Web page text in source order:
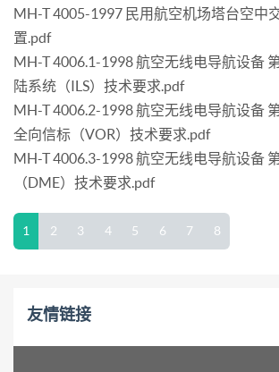
MH-T 4005-1997 民用航空机场塔台空中
置.pdf
MH-T 4006.1-1998 航空无线电导航设备
陆系统（ILS）技术要求.pdf
MH-T 4006.2-1998 航空无线电导航设备
全向信标（VOR）技术要求.pdf
MH-T 4006.3-1998 航空无线电导航设备
（DME）技术要求.pdf
1 2 3 4 5 6 7 8
友情链接